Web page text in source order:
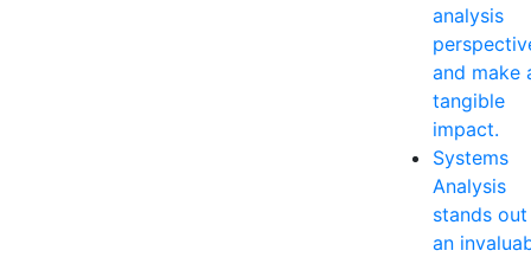
analysis
and make
tangible
impact.
Systems
Analysis
stands out
an